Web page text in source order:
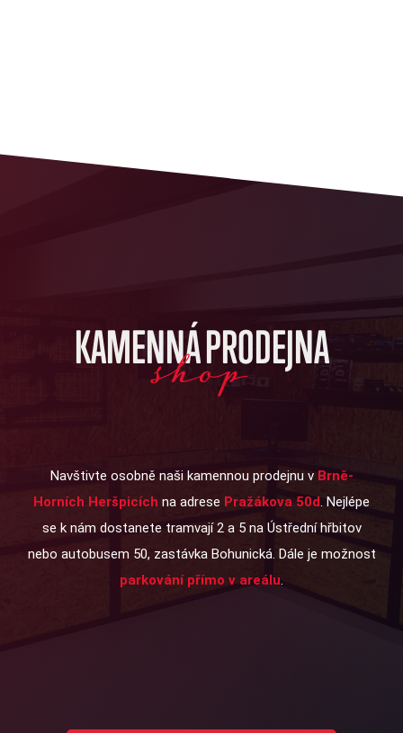
KAMENNÁ PRODEJNA
shop
Navštivte osobně naši kamennou prodejnu v Brně-
Horních Heršpicích na adrese Pražákova 50d. Nejlépe
se k nám dostanete tramvají 2 a 5 na Ústřední hřbitov
nebo autobusem 50, zastávka Bohunická. Dále je možnost
parkování přímo v areálu.